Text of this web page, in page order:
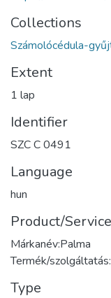
Collections
Számolócédula-
Extent
1 lap
Identifier
SZC C 0491
Language
hun
Product/Service
Márkanév:Palma
Termék/
Type